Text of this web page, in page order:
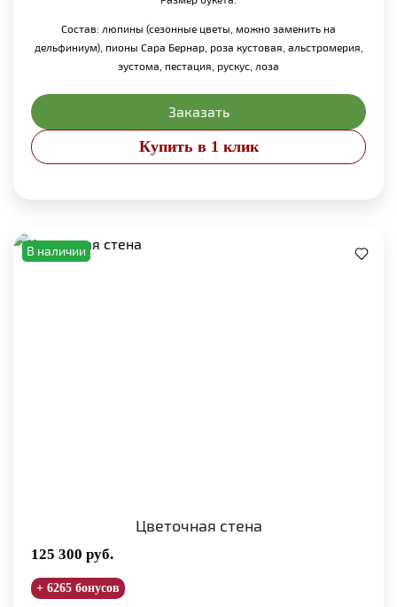
Состав: люпины (сезонные цветы, можно заменить на
дельфиниум), пионы Сара Бернар, роза кустовая, альстромерия,
эустома, пестация, рускус, лоза
Заказать
Купить в 1 клик
В наличии
Цветочная стена
125 300 руб.
+ 6265 бонусов